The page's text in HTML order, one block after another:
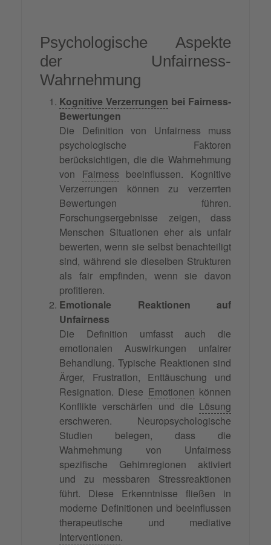
Psychologische Aspekte
der Unfairness-
Wahrnehmung
Kognitive Verzerrungen bei Fairness-
Bewertungen
Die Definition von Unfairness muss
psychologische Faktoren
berücksichtigen, die die Wahrnehmung
von Fairness beeinflussen. Kognitive
Verzerrungen können zu verzerrten
Bewertungen führen.
Forschungsergebnisse zeigen, dass
Menschen Situationen eher als unfair
bewerten, wenn sie selbst benachteiligt
sind, während sie dieselben Strukturen
als fair empfinden, wenn sie davon
profitieren.
Emotionale Reaktionen auf
Unfairness
Die Definition umfasst auch die
emotionalen Auswirkungen unfairer
Behandlung. Typische Reaktionen sind
Ärger, Frustration, Enttäuschung und
Resignation. Diese Emotionen können
Konflikte verschärfen und die Lösung
erschweren. Neuropsychologische
Studien belegen, dass die
Wahrnehmung von Unfairness
spezifische Gehirnregionen aktiviert
und zu messbaren Stressreaktionen
führt. Diese Erkenntnisse fließen in
moderne Definitionen und beeinflussen
therapeutische und mediative
Interventionen.